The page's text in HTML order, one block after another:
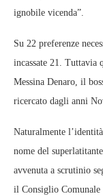
ignobile vicenda”.
Su 22 preferenze
incassate 21. Tuttavia
Messina Denaro, il
ricercato dagli anni
Naturalmente
nome del
avvenuta a scrutinio
il Consiglio Comunale